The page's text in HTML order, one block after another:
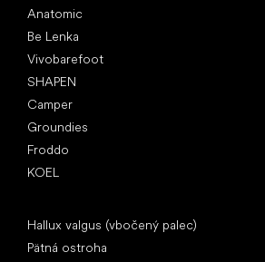
Anatomic
Be Lenka
Vivobarefoot
SHAPEN
Camper
Groundies
Froddo
KOEL
Hallux valgus (vbočený palec)
Pätná ostroha